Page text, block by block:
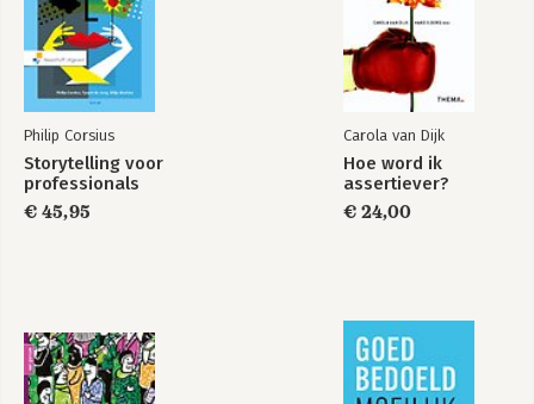
Bekijk alle boeken
Philip Corsius
Storytelling voor
professionals
€ 45,95
Carola van Dijk
Hoe word ik
assertiever?
€ 24,00